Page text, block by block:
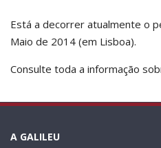
Está a decorrer atualmente o
Maio de 2014 (em Lisboa).
Consulte toda a informação
A GALILEU